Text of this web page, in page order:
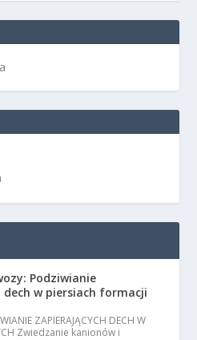
Podziwianie
dech w piersiach formacji
ZAPIERAJĄCYCH DECH W
Zwiedzanie kanionów i